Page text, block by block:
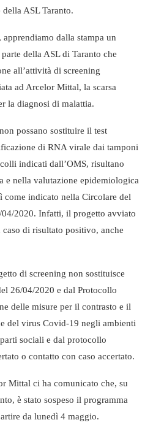
ASL Taranto.
dalla stampa un
della ASL di Taranto che
all’attività di screening
ad Arcelor Mittal, la scarsa
la diagnosi di malattia.
possano sostituire il test
di RNA virale dai tamponi
indicati dall’OMS, risultano
e nella valutazione epidemiologica
come indicato nella Circolare del
2020. Infatti, il progetto avviato
di risultato positivo, anche
di screening non sostituisce
26/04/2020 e dal Protocollo
delle misure per il contrasto e il
del virus Covid-19 negli ambienti
sociali e dal protocollo
o contatto con caso accertato.
Mittal ci ha comunicato che, su
è stato sospeso il programma
da lunedì 4 maggio.